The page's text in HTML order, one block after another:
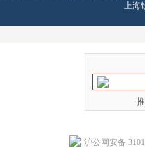
上海
沪公网安备